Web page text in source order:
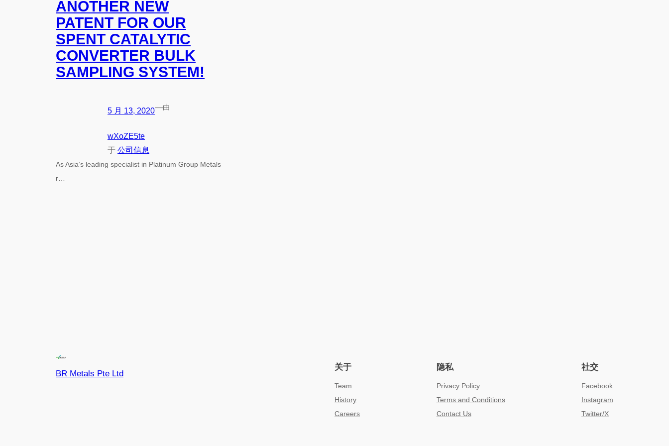
ANOTHER NEW
PATENT FOR OUR
SPENT CATALYTIC
CONVERTER BULK
SAMPLING SYSTEM!
5 月 13, 2020—由
wXoZE5te
于 公司信息
As Asia’s leading specialist in Platinum Group Metals
r…
BR Metals Pte Ltd
关于
Team
History
Careers
隐私
Privacy Policy
Terms and Conditions
Contact Us
社交
Facebook
Instagram
Twitter/X